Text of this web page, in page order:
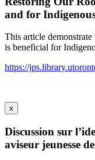
and for
This article
is beneficial for
https://
x
Discussion sur
aviseur jeunesse